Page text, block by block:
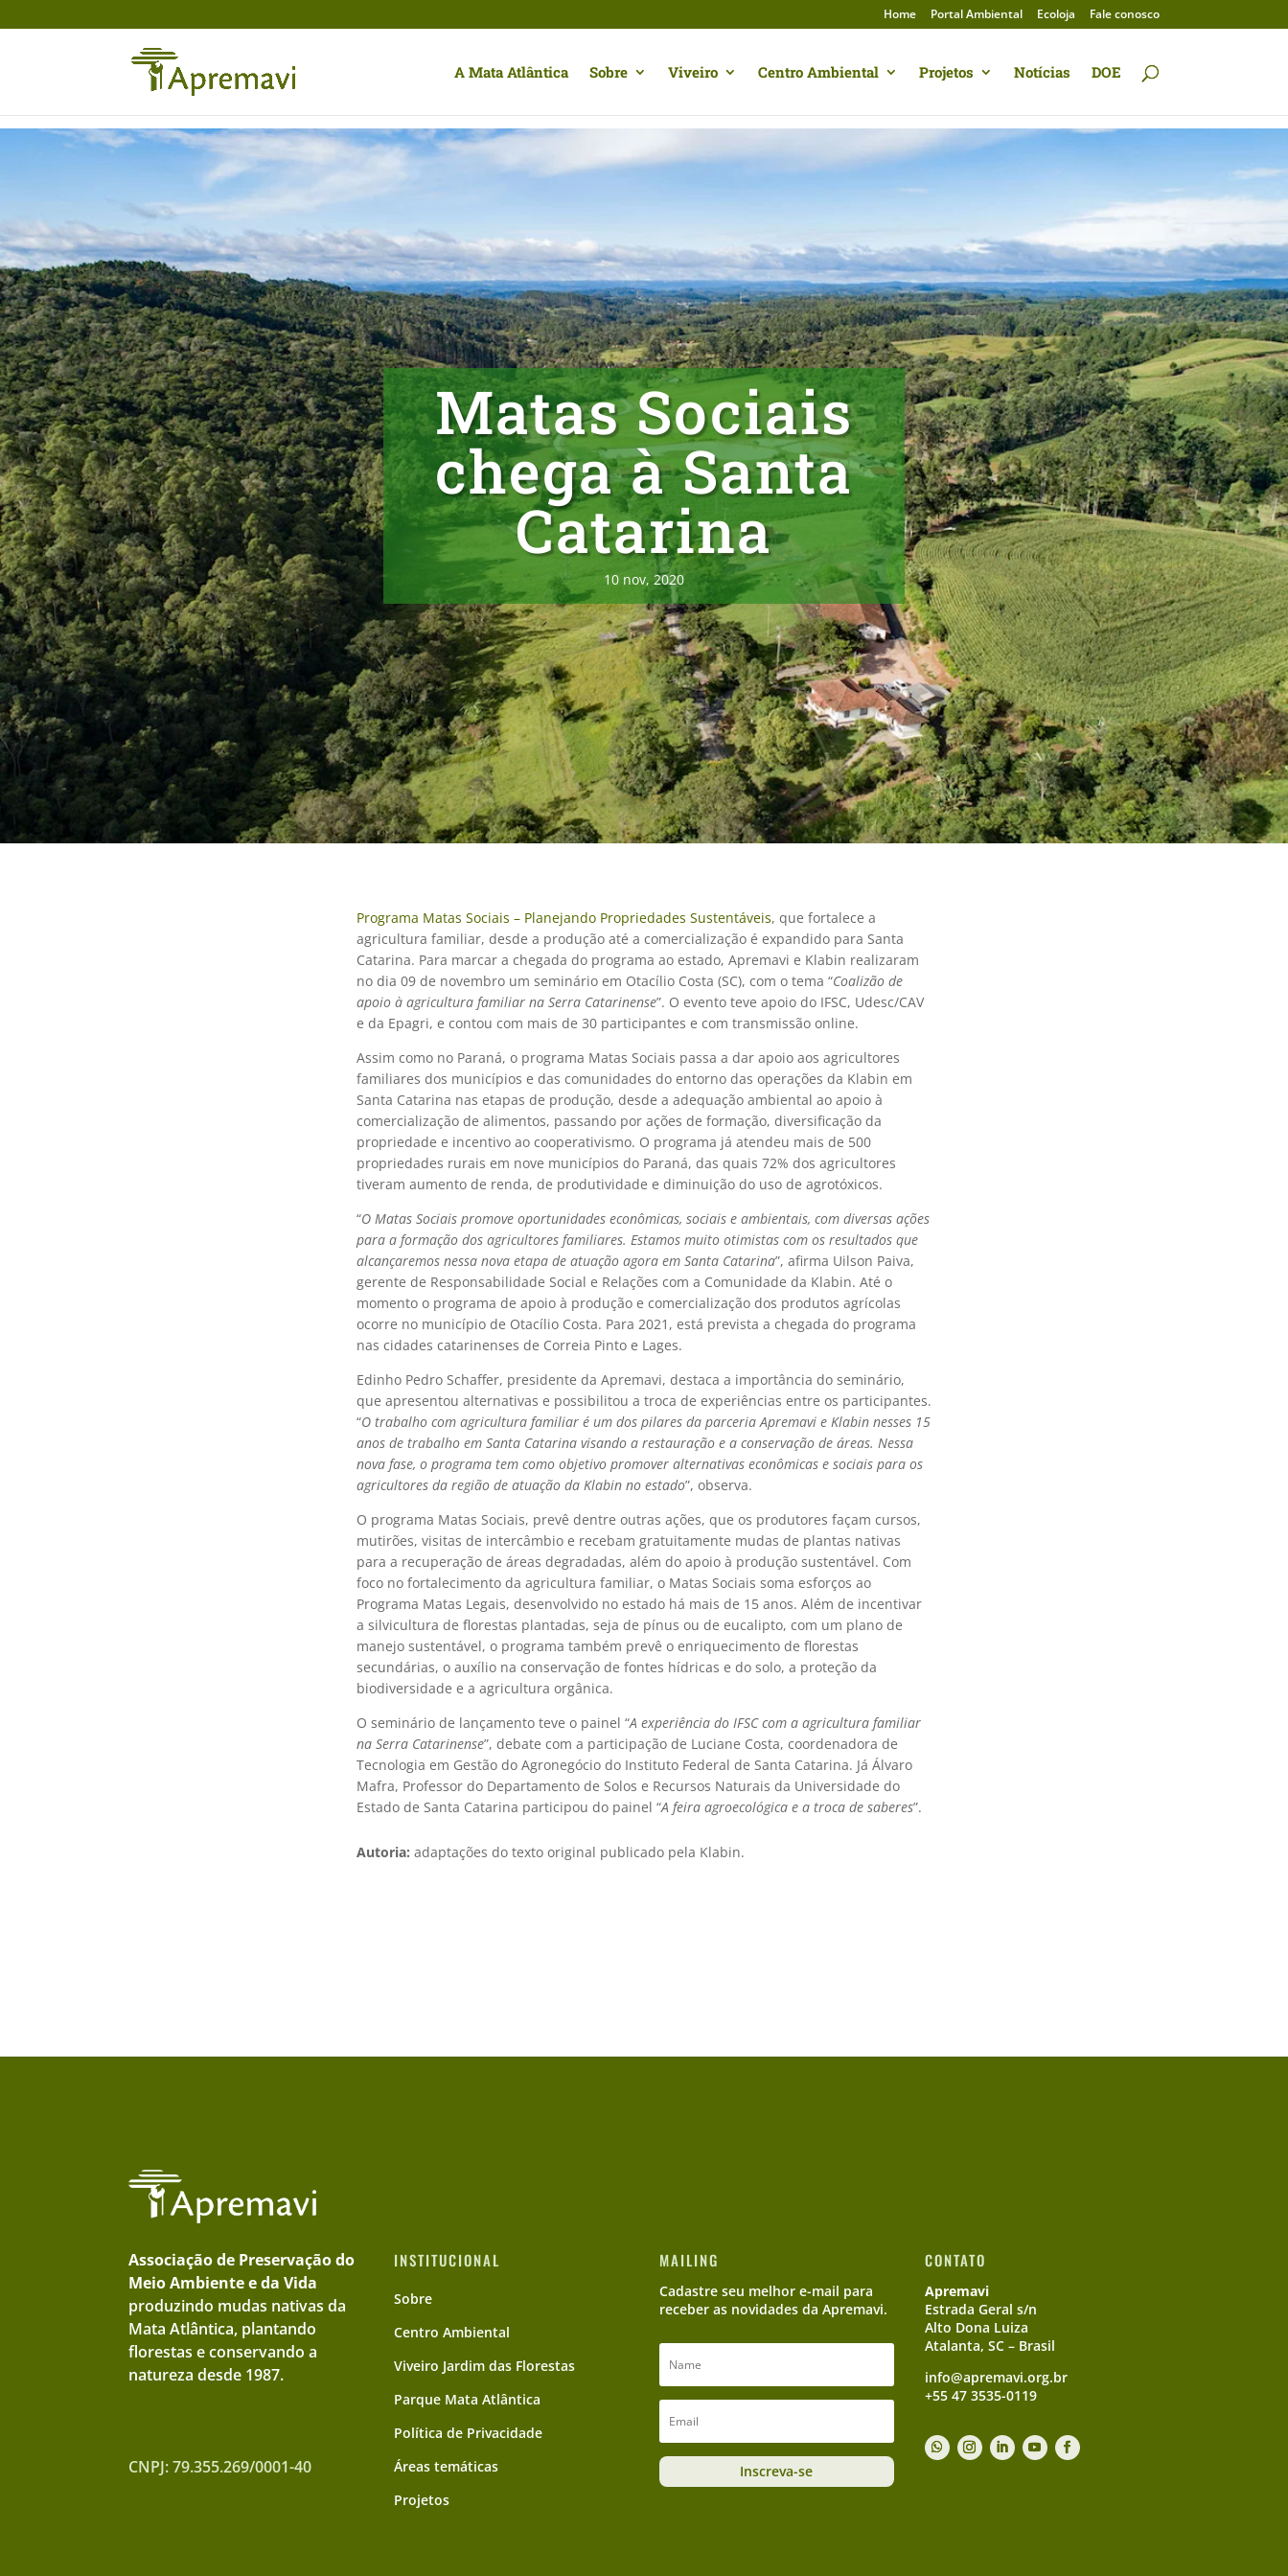
Home Portal Ambiental Ecoloja Fale conosco
A Mata Atlântica Sobre Viveiro Centro Ambiental Projetos Notícias DOE
Matas Sociais
chega à Santa
Catarina
10 nov, 2020
Programa Matas Sociais – Planejando Propriedades Sustentáveis, que fortalece a
agricultura familiar, desde a produção até a comercialização é expandido para Santa
Catarina. Para marcar a chegada do programa ao estado, Apremavi e Klabin realizaram
no dia 09 de novembro um seminário em Otacílio Costa (SC), com o tema “Coalizão de
apoio à agricultura familiar na Serra Catarinense”. O evento teve apoio do IFSC, Udesc/CAV
e da Epagri, e contou com mais de 30 participantes e com transmissão online.
Assim como no Paraná, o programa Matas Sociais passa a dar apoio aos agricultores
familiares dos municípios e das comunidades do entorno das operações da Klabin em
Santa Catarina nas etapas de produção, desde a adequação ambiental ao apoio à
comercialização de alimentos, passando por ações de formação, diversificação da
propriedade e incentivo ao cooperativismo. O programa já atendeu mais de 500
propriedades rurais em nove municípios do Paraná, das quais 72% dos agricultores
tiveram aumento de renda, de produtividade e diminuição do uso de agrotóxicos.
“O Matas Sociais promove oportunidades econômicas, sociais e ambientais, com diversas ações
para a formação dos agricultores familiares. Estamos muito otimistas com os resultados que
alcançaremos nessa nova etapa de atuação agora em Santa Catarina”, afirma Uilson Paiva,
gerente de Responsabilidade Social e Relações com a Comunidade da Klabin. Até o
momento o programa de apoio à produção e comercialização dos produtos agrícolas
ocorre no município de Otacílio Costa. Para 2021, está prevista a chegada do programa
nas cidades catarinenses de Correia Pinto e Lages.
Edinho Pedro Schaffer, presidente da Apremavi, destaca a importância do seminário,
que apresentou alternativas e possibilitou a troca de experiências entre os participantes.
“O trabalho com agricultura familiar é um dos pilares da parceria Apremavi e Klabin nesses 15
anos de trabalho em Santa Catarina visando a restauração e a conservação de áreas. Nessa
nova fase, o programa tem como objetivo promover alternativas econômicas e sociais para os
agricultores da região de atuação da Klabin no estado”, observa.
O programa Matas Sociais, prevê dentre outras ações, que os produtores façam cursos,
mutirões, visitas de intercâmbio e recebam gratuitamente mudas de plantas nativas
para a recuperação de áreas degradadas, além do apoio à produção sustentável. Com
foco no fortalecimento da agricultura familiar, o Matas Sociais soma esforços ao
Programa Matas Legais, desenvolvido no estado há mais de 15 anos. Além de incentivar
a silvicultura de florestas plantadas, seja de pínus ou de eucalipto, com um plano de
manejo sustentável, o programa também prevê o enriquecimento de florestas
secundárias, o auxílio na conservação de fontes hídricas e do solo, a proteção da
biodiversidade e a agricultura orgânica.
O seminário de lançamento teve o painel “A experiência do IFSC com a agricultura familiar
na Serra Catarinense”, debate com a participação de Luciane Costa, coordenadora de
Tecnologia em Gestão do Agronegócio do Instituto Federal de Santa Catarina. Já Álvaro
Mafra, Professor do Departamento de Solos e Recursos Naturais da Universidade do
Estado de Santa Catarina participou do painel “A feira agroecológica e a troca de saberes”.
Autoria: adaptações do texto original publicado pela Klabin.
Associação de Preservação do
Meio Ambiente e da Vida
produzindo mudas nativas da
Mata Atlântica, plantando
florestas e conservando a
natureza desde 1987.
CNPJ: 79.355.269/0001-40
INSTITUCIONAL
Sobre
Centro Ambiental
Viveiro Jardim das Florestas
Parque Mata Atlântica
Política de Privacidade
Áreas temáticas
Projetos
MAILING
Cadastre seu melhor e-mail para
receber as novidades da Apremavi.
Inscreva-se
CONTATO
Apremavi
Estrada Geral s/n
Alto Dona Luiza
Atalanta, SC – Brasil
info@apremavi.org.br
+55 47 3535-0119